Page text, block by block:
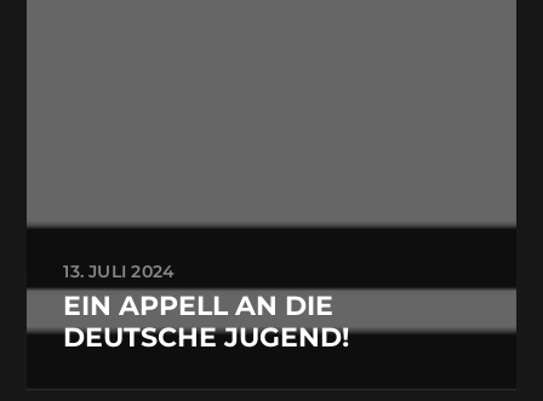
13. JULI 2024
EIN APPELL AN DIE
DEUTSCHE JUGEND!